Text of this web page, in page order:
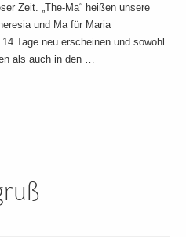
Zeit. „The-Ma“ heißen unsere
und Ma für Maria
Tage neu erscheinen und sowohl
als auch in den …